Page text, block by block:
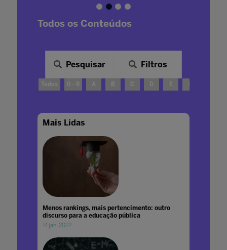
Todos os Conteúdos
Pesquisar Filtros
Todos 0 - 9 A B C E
Mais Lidas
Menos rankings, mais pertencimento: outro
discurso para a educação pública
14 jan. 2022